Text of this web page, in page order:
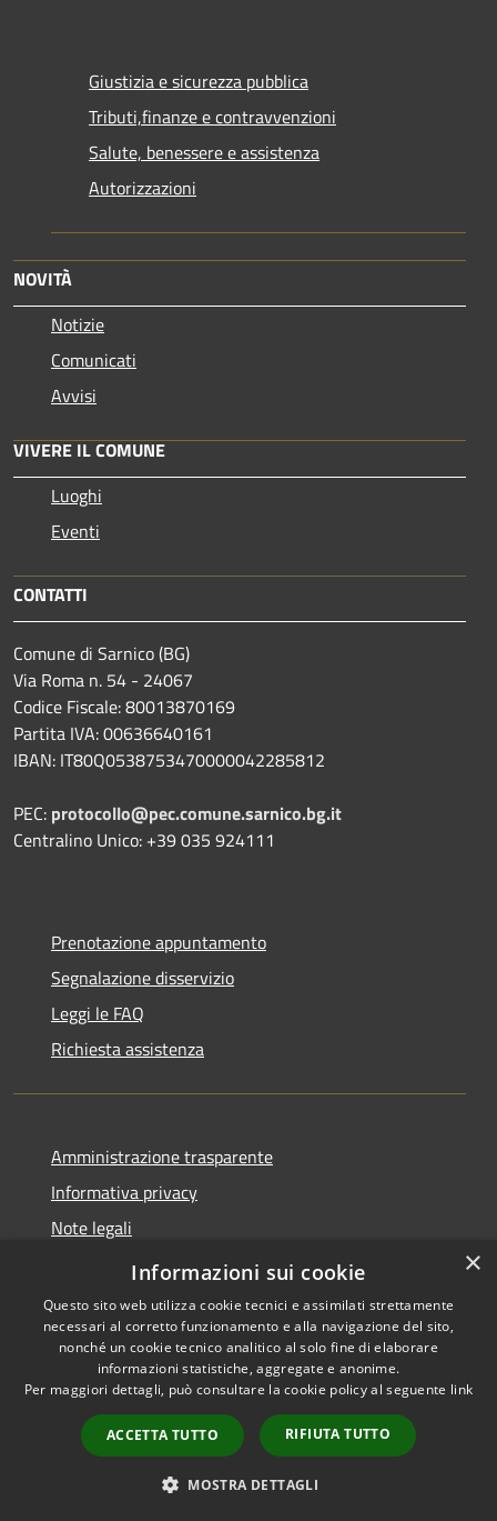
Giustizia e sicurezza pubblica
Tributi,finanze e contravvenzioni
Salute, benessere e assistenza
Autorizzazioni
NOVITÀ
Notizie
Comunicati
Avvisi
VIVERE IL COMUNE
Luoghi
Eventi
CONTATTI
Comune di Sarnico (BG)
Via Roma n. 54 - 24067
Codice Fiscale: 80013870169
Partita IVA: 00636640161
IBAN: IT80Q0538753470000042285812
PEC: protocollo@pec.comune.sarnico.bg.it
Centralino Unico: +39 035 924111
Prenotazione appuntamento
Segnalazione disservizio
Leggi le FAQ
Richiesta assistenza
Amministrazione trasparente
Informativa privacy
Note legali
Dichiarazione di accessibilità
Accessibilità
Copyright © 2026 • Comune di
Sarnico • Powered by
Municipium•
Accesso
redazione
×
Informazioni sui cookie
Questo sito web utilizza cookie tecnici e assimilati strettamente
necessari al corretto funzionamento e alla navigazione del sito,
nonché un cookie tecnico analitico al solo fine di elaborare
informazioni statistiche, aggregate e anonime.
Per maggiori dettagli, può consultare la cookie policy al seguente link
ACCETTA TUTTO RIFIUTA TUTTO
MOSTRA DETTAGLI